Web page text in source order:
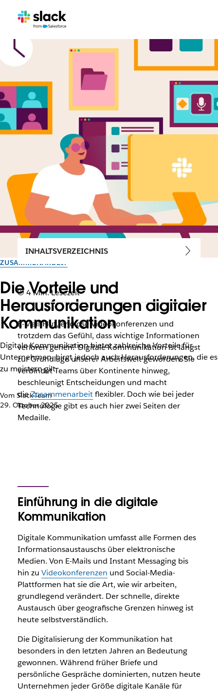
ZUSAMMENARBEIT
Die Vorteile und
Herausforderungen digitaler
Kommunikation
Digitale Kommunikation bietet zahlreiche Vorteile für
Unternehmen, birgt jedoch auch Herausforderungen, die es
zu meistern gilt.
Vom Slack-Team
29. Oktober 2025
INHALTSVERZEICHNIS
4 Min. Lesezeit
E-Mail-Flut, endlose Videokonferenzen und
trotzdem das Gefühl, dass wichtige Informationen
verloren gehen? Digitale Kommunikation ist längst
zur Grundlage unserer Arbeitswelt geworden. Sie
verbindet Teams über Kontinente hinweg,
beschleunigt Entscheidungen und macht
dieZusammenarbeitflexibler. Doch wie bei jeder
Technologie gibt es auch hier zwei Seiten der
Medaille.
Einführung in die digitale
Kommunikation
Digitale Kommunikation umfasst alle Formen des
Informationsaustauschs über elektronische
Medien. Von E-Mails und Instant Messaging bis
hin zu Videokonferenzen und Social-Media-
Plattformen hat sie die Art, wie wir arbeiten,
grundlegend verändert. Der schnelle, direkte
Austausch über geografische Grenzen hinweg ist
heute selbstverständlich.
Die Digitalisierung der Kommunikation hat
besonders in den letzten Jahren an Bedeutung
gewonnen. Während früher Briefe und
persönliche Gespräche dominierten, nutzen heute
Unternehmen jeder Größe digitale Kanäle für